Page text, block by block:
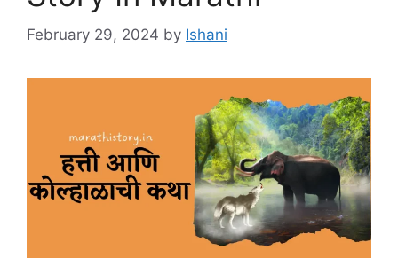
February 29, 2024 by Ishani